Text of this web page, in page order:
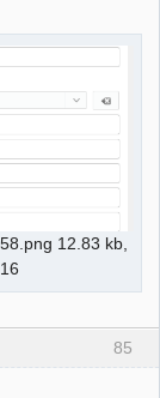
12.83 kb,
85